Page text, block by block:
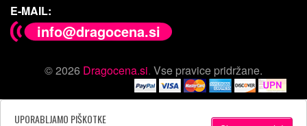
E-MAIL:
info@dragocena.si
© 2026 Dragocena.si. Vse pravice pridržane.
UPORABLJAMO PIŠKOTKE